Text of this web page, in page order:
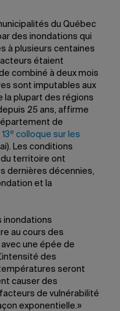
du Québec
des inondations qui
à plusieurs centaines
étaient
combiné à deux mois
sont imputables aux
la plupart des régions
25 ans, affirme
de
13 e colloque sur les
Les conditions
territoire ont
dernières décennies,
et la
inondations
au cours des
une épée de
des
seront
causer des
de vulnérabilité
exponentielle.»